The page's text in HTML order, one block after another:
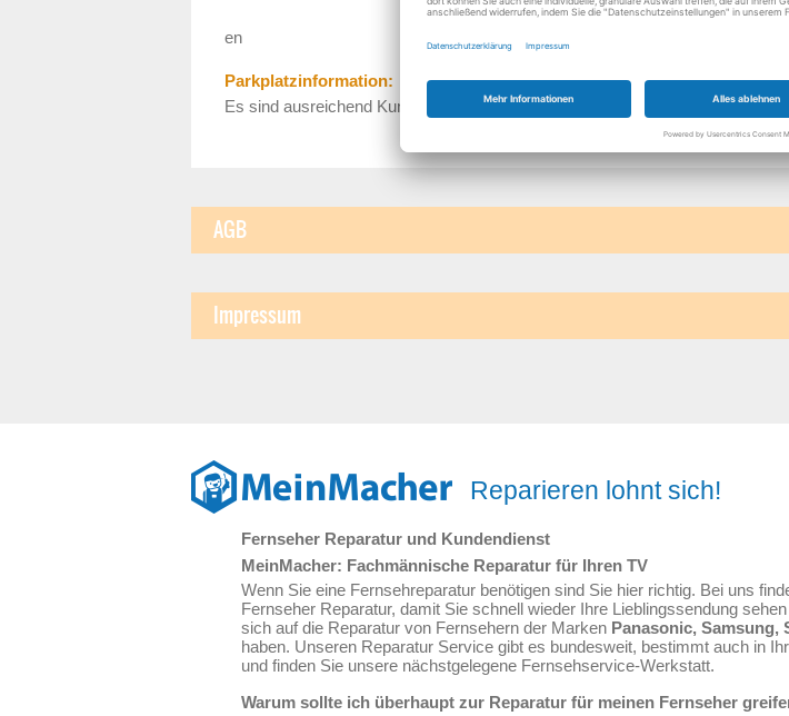
en
Parkplatzinformation:
Es sind ausreichend Kundenparkplätze vorhanden.
AGB
Impressum
Reparieren lohnt sich!
Fernseher Reparatur und Kundendienst
MeinMacher: Fachmännische Reparatur für Ihren TV
Wenn Sie eine Fernsehreparatur benötigen sind Sie hier richtig. Bei uns
Fernseher Reparatur, damit Sie schnell wieder Ihre Lieblingssendung
sich auf die Reparatur von Fernsehern der Marken Panasonic, Samsung,
haben. Unseren Reparatur Service gibt es bundesweit, bestimmt auch in
und finden Sie unsere nächstgelegene Fernsehservice-Werkstatt.
Warum sollte ich überhaupt zur Reparatur für meinen Fernseher